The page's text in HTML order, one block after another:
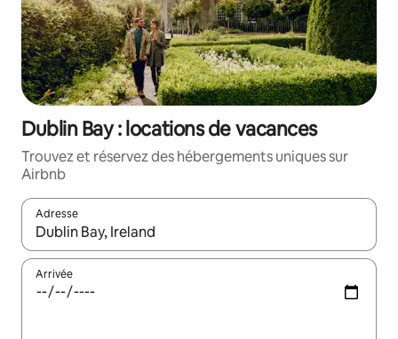
Dublin Bay : locations de vacances
Trouvez et réservez des hébergements uniques sur
Airbnb
Adresse
Lorsque les résultats s'affichent, utilisez les flèches vers le
Arrivée